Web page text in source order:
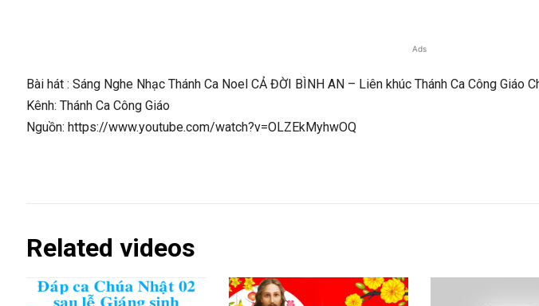
Ads
Bài hát : Sáng Nghe Nhạc Thánh Ca Noel CẢ ĐỜI BÌNH AN – Liên khúc Thánh Ca Công Giáo
Kênh: Thánh Ca Công Giáo
Nguồn: https://www.youtube.com/watch?v=OLZEkMyhwOQ
Related videos